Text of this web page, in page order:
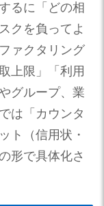
るに「どの相
クを負ってよ
ァクタリング
上限」「利用
グループ、業
は「カウンタ
ト（信用状・
形で具体化さ